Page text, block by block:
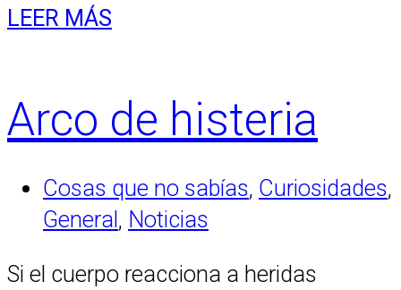
LEER MÁS
Arco de histeria
Cosas que no sabías, Curiosidades,
General, Noticias
Si el cuerpo reacciona a heridas